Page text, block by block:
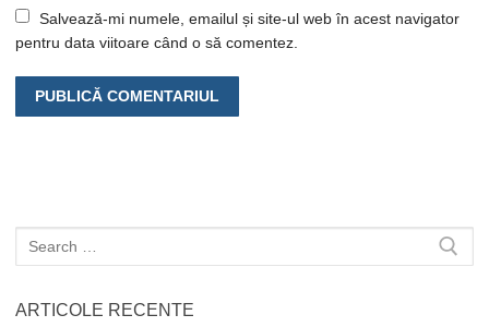
Salvează-mi numele, emailul și site-ul web în acest navigator
pentru data viitoare când o să comentez.
Caută
după:
ARTICOLE RECENTE